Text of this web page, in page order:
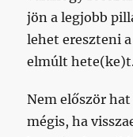
jön a legjobb
lehet ereszteni
elmúlt
Nem először
mégis, ha